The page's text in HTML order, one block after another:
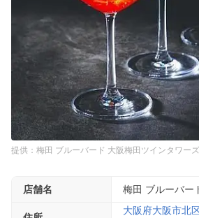
梅田 ブルーバード 大阪梅田ツインタワー
店舗名 梅田 ブルーバー
大阪府大阪市北